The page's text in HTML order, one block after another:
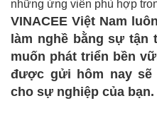
những ứng viên phù hợp
VINACEE Việt Nam
làm nghề bằng sự tận
muốn phát triển bền
được gửi hôm nay
cho sự nghiệp của bạn.